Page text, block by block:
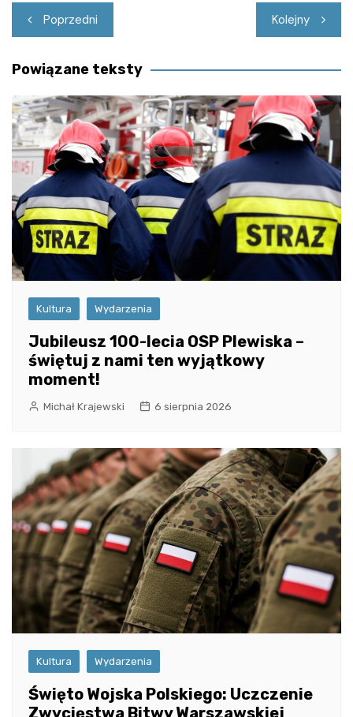
Nawigacja
wpisu
Poprzedni Kolejny
Powiązane teksty
Kultura Wydarzenia
Jubileusz 100-lecia OSP Plewiska –
świętuj z nami ten wyjątkowy
moment!
Michał Krajewski 6 sierpnia 2026
Kultura Wydarzenia
Święto Wojska Polskiego: Uczczenie
Zwycięstwa Bitwy Warszawskiej